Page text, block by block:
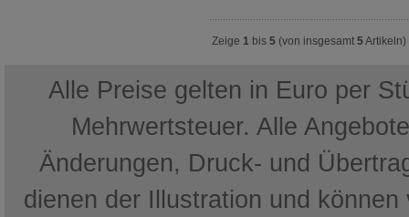
Zeige 1 bis 5 (von insgesamt 5Artikeln)
Alle Preise gelten in Euro per
Mehrwertsteuer. Alle
Änderungen, Druck- und
dienen der Illustration und